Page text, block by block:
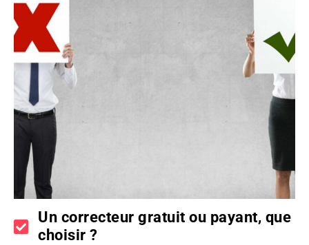
Un correcteur gratuit ou payant, que
choisir ?